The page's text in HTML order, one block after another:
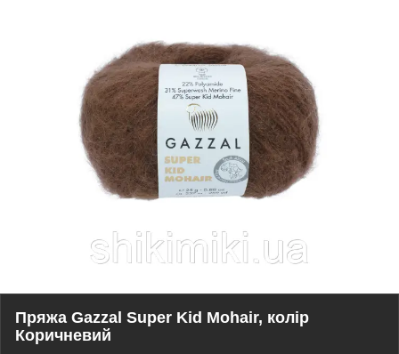
Пряжа Gazzal Super Kid Mohair, колір
Коричневий